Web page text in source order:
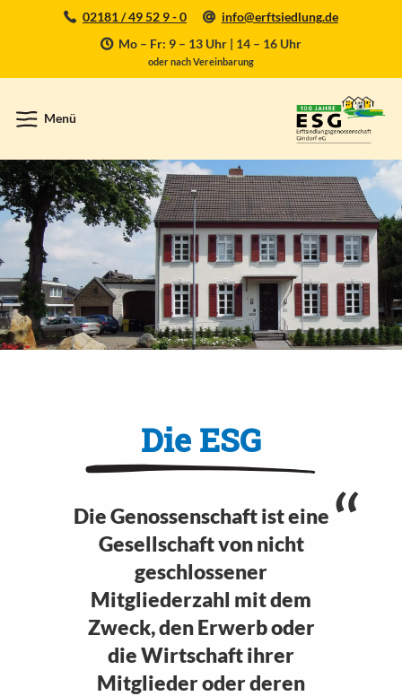
02181 / 49 52 9 - 0
Mo – Fr: 9 – 13 Uhr | 14 – 16 Uhr
oder nach Vereinbarung
info@erftsiedlung.de
Menü
Die ESG
Die Genossenschaft ist eine
Gesellschaft von nicht
geschlossener
Mitgliederzahl mit dem
Zweck, den Erwerb oder
die Wirtschaft ihrer
Mitglieder oder deren